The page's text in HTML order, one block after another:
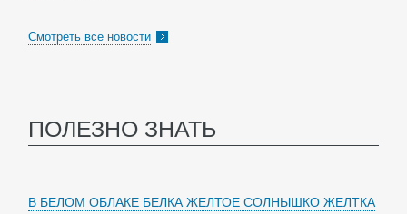
Смотреть все новости
ПОЛЕЗНО ЗНАТЬ
В БЕЛОМ ОБЛАКЕ БЕЛКА ЖЕЛТОЕ СОЛНЫШКО ЖЕЛТКА